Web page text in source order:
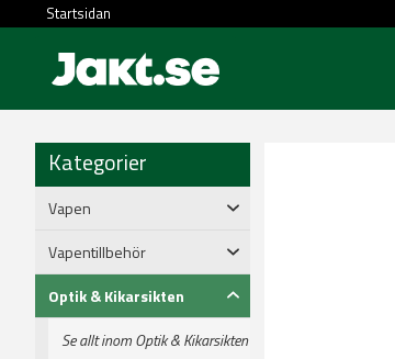
Startsidan
Kategorier
Vapen
Vapentillbehör
Optik & Kikarsikten
Se allt inom Optik & Kikarsikten